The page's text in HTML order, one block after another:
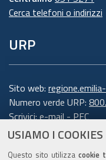
USIAMO I COOKIES
Questo sito utilizza cookie
trattamento
effettuato dalla
Romagna per lo
istituzionali e,
comma 1 lett. e)
679/2016, non
Cerca telefoni o indirizzi
URP
Sito web:
Numero verde URP:
Scrivici:e-mail-PEC
Trasparenza